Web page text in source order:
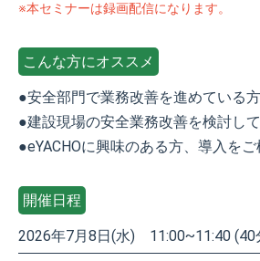
※本セミナーは録画配信になります。
こんな方にオススメ
●安全部門で業務改善を進めている方
●建設現場の安全業務改善を検討し
●eYACHOに興味のある方、導入を
開催日程
2026年7月8日(水) 11:00~11:40 (40